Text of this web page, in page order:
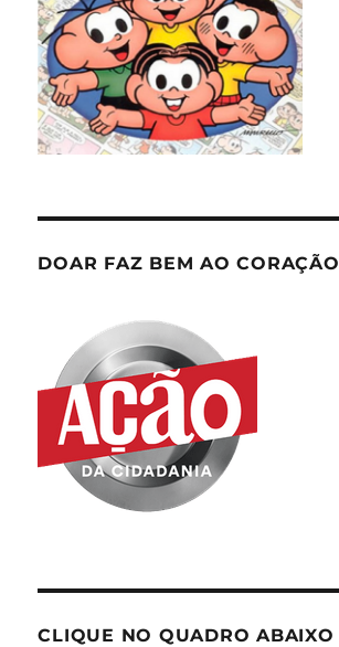
DOAR FAZ BEM AO CORAÇÃO
CLIQUE NO QUADRO ABAIXO